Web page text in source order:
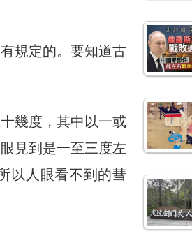
規定的。要知道古
幾度，其中以一或
見到是一至三度左
以人眼看不到的彗